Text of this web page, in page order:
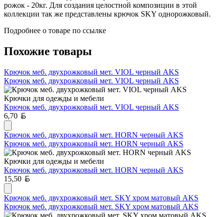
рожок - 20кг. Для создания целостной композиции в этой
коллекции так же представлены крючок SKY однорожковый.
Подробнее о товаре по ссылке
Похожие товары
Крючок меб. двухрожковый мет. VIOL черный AKS
Крючок меб. двухрожковый мет. VIOL черный AKS
Крючки для одежды и мебели
Крючок меб. двухрожковый мет. VIOL черный AKS
6,70
Крючок меб. двухрожковый мет. HORN черный AKS
Крючок меб. двухрожковый мет. HORN черный AKS
Крючки для одежды и мебели
Крючок меб. двухрожковый мет. HORN черный AKS
15,50
Крючок меб. двухрожковый мет. SKY хром матовый AKS
Крючок меб. двухрожковый мет. SKY хром матовый AKS